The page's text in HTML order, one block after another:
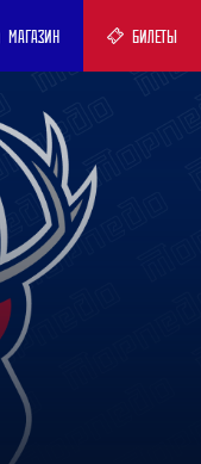
МАГАЗИН БИЛЕТЫ